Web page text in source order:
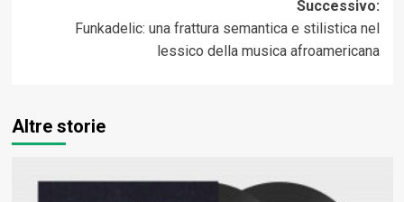
Successivo:
Funkadelic: una frattura semantica e stilistica nel
lessico della musica afroamericana
Altre storie